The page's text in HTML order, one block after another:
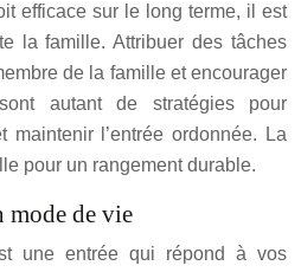
efficace sur le long terme, il est
la famille. Attribuer des tâches
de la famille et encourager
autant de stratégies pour
maintenir l’entrée ordonnée. La
pour un rangement durable.
mode de vie
une entrée qui répond à vos